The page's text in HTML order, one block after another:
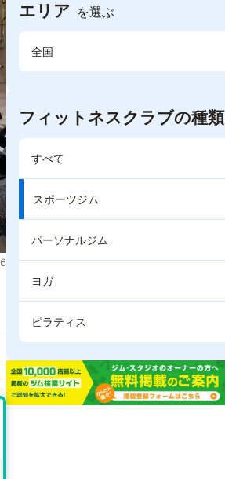
エリア を選ぶ
全国
フィットネスクラブの種類
すべて
スポーツジム
パーソナルジム
ヨガ
ピラティス